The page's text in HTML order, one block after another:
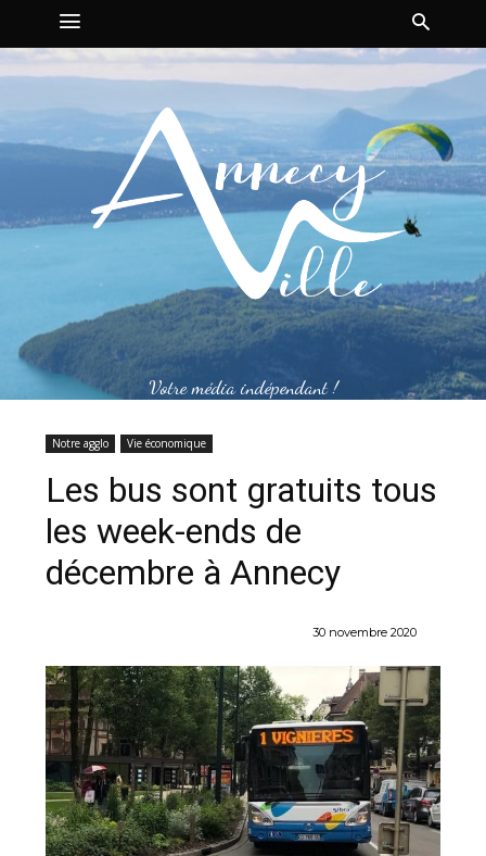
Votre média indépendant !
Notre agglo Vie économique
Les bus sont gratuits tous
les week-ends de
décembre à Annecy
30 novembre 2020